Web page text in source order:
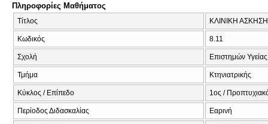
Πληροφορίες Μαθήματος
Τίτλος ΚΛΙΝΙΚΗ
Κωδικός 8.11
Σχολή Επιστημών Υγείας
Τμήμα Κτηνιατρικής
Κύκλος / Επίπεδο 1ος /
Περίοδος Διδασκαλίας Εαρινή